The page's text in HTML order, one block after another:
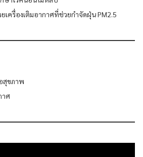
เครื่องเติมอากาศที่ช่วยกำจัดฝุ่น PM2.5
สุขภาพ
าศ